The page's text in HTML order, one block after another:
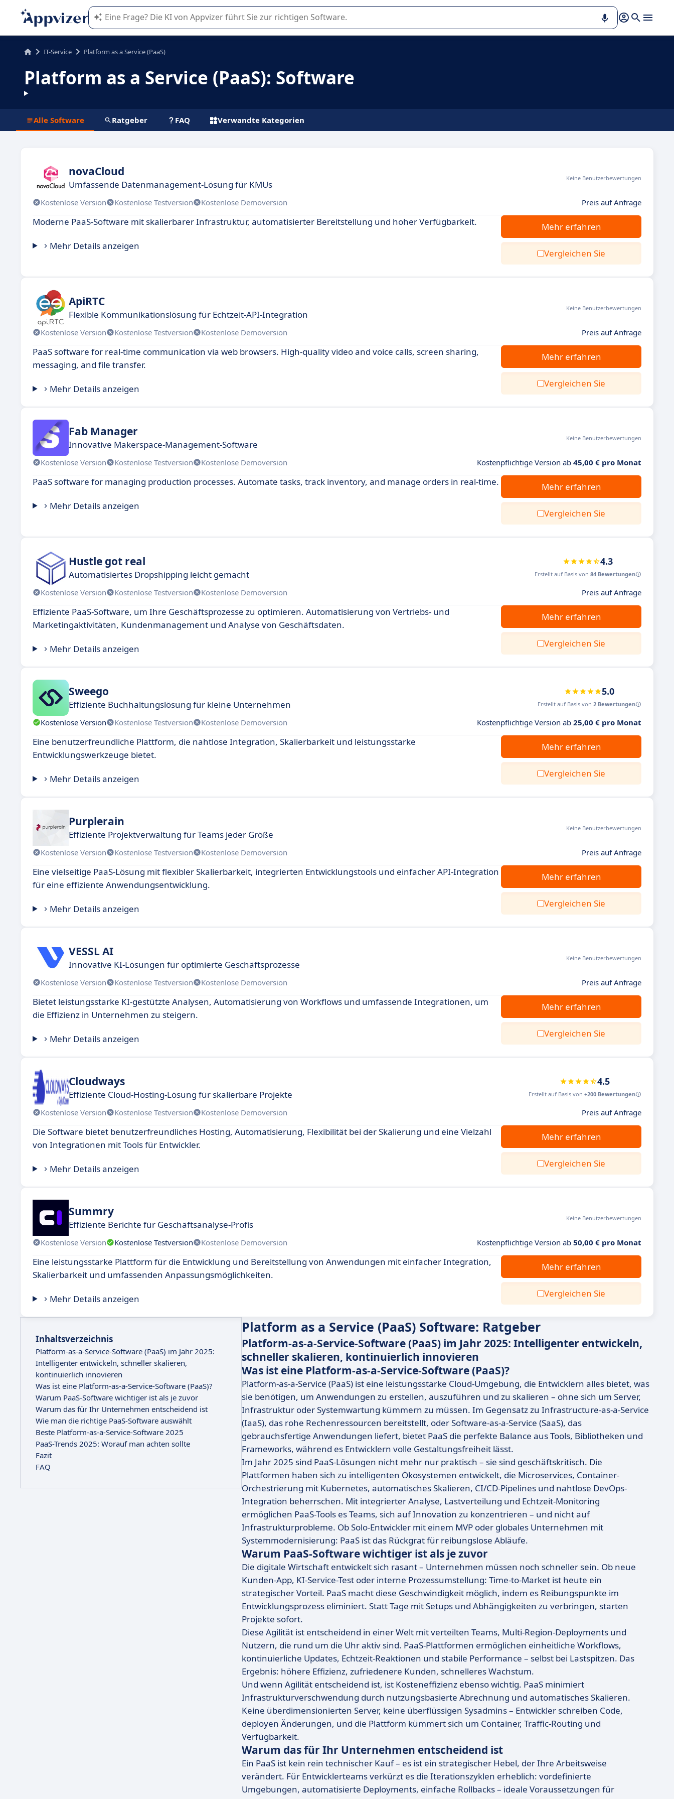
Die KI von Appvizer führt Sie bei der Nutzung oder Auswahl von SaaS-Software in Unternehmen.
IT-Service Platform as a Service (PaaS)
Platform as a Service (PaaS): Software
Alle Software Ratgeber FAQ Verwandte Kategorien
novaCloud
Umfassende Datenmanagement-Lösung für KMUs
Keine Benutzerbewertungen
Kostenlose Version Kostenlose Testversion Kostenlose Demoversion Preis auf Anfrage
Moderne PaaS-Software mit skalierbarer Infrastruktur, automatisierter Bereitstellung und hoher Verfügbarkeit.
Mehr Details anzeigen
Mehr erfahren
Vergleichen Sie
ApiRTC
Flexible Kommunikationslösung für Echtzeit-API-Integration
Keine Benutzerbewertungen
Kostenlose Version Kostenlose Testversion Kostenlose Demoversion Preis auf Anfrage
PaaS software for real-time communication via web browsers. High-quality video and voice calls, screen sharing,
messaging, and file transfer.
Mehr Details anzeigen
Mehr erfahren
Vergleichen Sie
Fab Manager
Innovative Makerspace-Management-Software
Keine Benutzerbewertungen
Kostenlose Version Kostenlose Testversion Kostenlose Demoversion Kostenpflichtige Version ab 45,00 € pro Monat
PaaS software for managing production processes. Automate tasks, track inventory, and manage orders in real-time.
Mehr Details anzeigen
Mehr erfahren
Vergleichen Sie
Hustle got real
Automatisiertes Dropshipping leicht gemacht
4.3
Erstellt auf Basis von 84 Bewertungen
Kostenlose Version Kostenlose Testversion Kostenlose Demoversion Preis auf Anfrage
Effiziente PaaS-Software, um Ihre Geschäftsprozesse zu optimieren. Automatisierung von Vertriebs- und
Marketingaktivitäten, Kundenmanagement und Analyse von Geschäftsdaten.
Mehr Details anzeigen
Mehr erfahren
Vergleichen Sie
Sweego
Effiziente Buchhaltungslösung für kleine Unternehmen
5.0
Erstellt auf Basis von 2 Bewertungen
Kostenlose Version Kostenlose Testversion Kostenlose Demoversion Kostenpflichtige Version ab 25,00 € pro Monat
Eine benutzerfreundliche Plattform, die nahtlose Integration, Skalierbarkeit und leistungsstarke
Entwicklungswerkzeuge bietet.
Mehr Details anzeigen
Mehr erfahren
Vergleichen Sie
Purplerain
Effiziente Projektverwaltung für Teams jeder Größe
Keine Benutzerbewertungen
Kostenlose Version Kostenlose Testversion Kostenlose Demoversion Preis auf Anfrage
Eine vielseitige PaaS-Lösung mit flexibler Skalierbarkeit, integrierten Entwicklungstools und einfacher API-Integration
für eine effiziente Anwendungsentwicklung.
Mehr Details anzeigen
Mehr erfahren
Vergleichen Sie
VESSL AI
Innovative KI-Lösungen für optimierte Geschäftsprozesse
Keine Benutzerbewertungen
Kostenlose Version Kostenlose Testversion Kostenlose Demoversion Preis auf Anfrage
Bietet leistungsstarke KI-gestützte Analysen, Automatisierung von Workflows und umfassende Integrationen, um
die Effizienz in Unternehmen zu steigern.
Mehr Details anzeigen
Mehr erfahren
Vergleichen Sie
Cloudways
Effiziente Cloud-Hosting-Lösung für skalierbare Projekte
4.5
Erstellt auf Basis von +200 Bewertungen
Kostenlose Version Kostenlose Testversion Kostenlose Demoversion Preis auf Anfrage
Die Software bietet benutzerfreundliches Hosting, Automatisierung, Flexibilität bei der Skalierung und eine Vielzahl
von Integrationen mit Tools für Entwickler.
Mehr Details anzeigen
Mehr erfahren
Vergleichen Sie
Summry
Effiziente Berichte für Geschäftsanalyse-Profis
Keine Benutzerbewertungen
Kostenlose Version Kostenlose Testversion Kostenlose Demoversion Kostenpflichtige Version ab 50,00 € pro Monat
Eine leistungsstarke Plattform für die Entwicklung und Bereitstellung von Anwendungen mit einfacher Integration,
Skalierbarkeit und umfassenden Anpassungsmöglichkeiten.
Mehr Details anzeigen
Mehr erfahren
Vergleichen Sie
Inhaltsverzeichnis
Platform-as-a-Service-Software (PaaS) im Jahr 2025:
Intelligenter entwickeln, schneller skalieren,
kontinuierlich innovieren
Was ist eine Platform-as-a-Service-Software (PaaS)?
Warum PaaS-Software wichtiger ist als je zuvor
Warum das für Ihr Unternehmen entscheidend ist
Wie man die richtige PaaS-Software auswählt
Beste Platform-as-a-Service-Software 2025
PaaS-Trends 2025: Worauf man achten sollte
Fazit
FAQ
Platform as a Service (PaaS) Software: Ratgeber
Platform-as-a-Service-Software (PaaS) im Jahr 2025: Intelligenter entwickeln,
schneller skalieren, kontinuierlich innovieren
Was ist eine Platform-as-a-Service-Software (PaaS)?
Platform-as-a-Service (PaaS) ist eine leistungsstarke Cloud-Umgebung, die Entwicklern alles bietet, was
sie benötigen, um Anwendungen zu erstellen, auszuführen und zu skalieren – ohne sich um Server,
Infrastruktur oder Systemwartung kümmern zu müssen. Im Gegensatz zu Infrastructure-as-a-Service
(IaaS), das rohe Rechenressourcen bereitstellt, oder Software-as-a-Service (SaaS), das
gebrauchsfertige Anwendungen liefert, bietet PaaS die perfekte Balance aus Tools, Bibliotheken und
Frameworks, während es Entwicklern volle Gestaltungsfreiheit lässt.
Im Jahr 2025 sind PaaS-Lösungen nicht mehr nur praktisch – sie sind geschäftskritisch. Die
Plattformen haben sich zu intelligenten Ökosystemen entwickelt, die Microservices, Container-
Orchestrierung mit Kubernetes, automatisches Skalieren, CI/CD-Pipelines und nahtlose DevOps-
Integration beherrschen. Mit integrierter Analyse, Lastverteilung und Echtzeit-Monitoring
ermöglichen PaaS-Tools es Teams, sich auf Innovation zu konzentrieren – und nicht auf
Infrastrukturprobleme. Ob Solo-Entwickler mit einem MVP oder globales Unternehmen mit
Systemmodernisierung: PaaS ist das Rückgrat für reibungslose Abläufe.
Warum PaaS-Software wichtiger ist als je zuvor
Die digitale Wirtschaft entwickelt sich rasant – Unternehmen müssen noch schneller sein. Ob neue
Kunden-App, KI-Service-Test oder interne Prozessumstellung: Time-to-Market ist heute ein
strategischer Vorteil. PaaS macht diese Geschwindigkeit möglich, indem es Reibungspunkte im
Entwicklungsprozess eliminiert. Statt Tage mit Setups und Abhängigkeiten zu verbringen, starten
Projekte sofort.
Diese Agilität ist entscheidend in einer Welt mit verteilten Teams, Multi-Region-Deployments und
Nutzern, die rund um die Uhr aktiv sind. PaaS-Plattformen ermöglichen einheitliche Workflows,
kontinuierliche Updates, Echtzeit-Reaktionen und stabile Performance – selbst bei Lastspitzen. Das
Ergebnis: höhere Effizienz, zufriedenere Kunden, schnelleres Wachstum.
Und wenn Agilität entscheidend ist, ist Kosteneffizienz ebenso wichtig. PaaS minimiert
Infrastrukturverschwendung durch nutzungsbasierte Abrechnung und automatisches Skalieren.
Keine überdimensionierten Server, keine überflüssigen Sysadmins – Entwickler schreiben Code,
deployen Änderungen, und die Plattform kümmert sich um Container, Traffic-Routing und
Verfügbarkeit.
Warum das für Ihr Unternehmen entscheidend ist
Ein PaaS ist kein rein technischer Kauf – es ist ein strategischer Hebel, der Ihre Arbeitsweise
verändert. Für Entwicklerteams verkürzt es die Iterationszyklen erheblich: vordefinierte
Umgebungen, automatisierte Deployments, einfache Rollbacks – ideale Voraussetzungen für